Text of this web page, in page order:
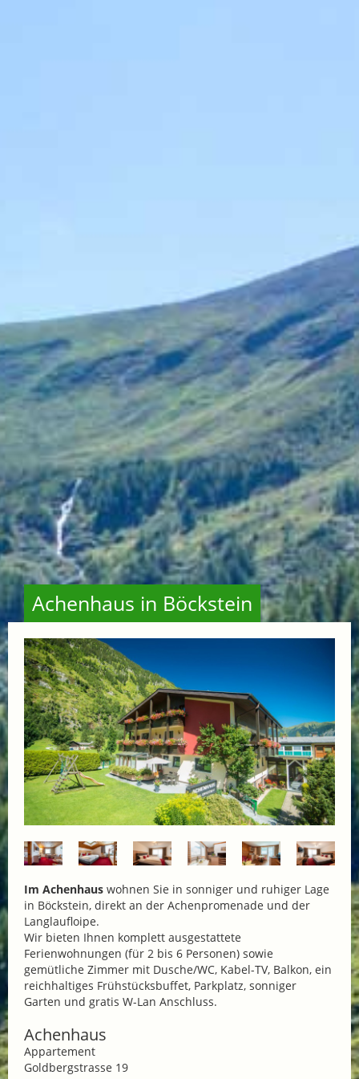
Achenhaus in Böckstein
Im Achenhaus wohnen Sie in sonniger und ruhiger Lage
in Böckstein, direkt an der Achenpromenade und der
Langlaufloipe.
Wir bieten Ihnen komplett ausgestattete
Ferienwohnungen (für 2 bis 6 Personen) sowie
gemütliche Zimmer mit Dusche/WC, Kabel-TV, Balkon, ein
reichhaltiges Frühstücksbuffet, Parkplatz, sonniger
Garten und gratis W-Lan Anschluss.
Achenhaus
Appartement
Goldbergstrasse 19